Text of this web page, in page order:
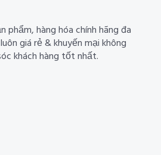
phẩm, hàng hóa chính hãng đa
giá rẻ & khuyến mại không
khách hàng tốt nhất.